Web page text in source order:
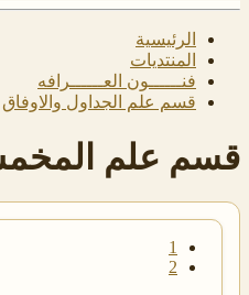
الرئيسية
المنتديات
فنــــــون العــــــرافه
قسم علم الجداول والاوفاق
قسم علم
1
2